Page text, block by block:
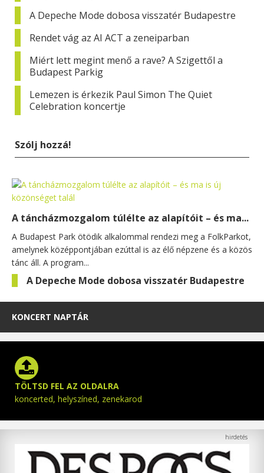
A Depeche Mode dobosa visszatér Budapestre
Rendet vág az AI ACT a zeneiparban
Miért lett megint menő a rave? A Szigettől a
Budapest Parkig
Lemezen is érkezik Paul Simon The Quiet
Celebration koncertje
Szólj hozzá!
A táncházmozgalom túlélte az alapítóit – és ma...
A Budapest Park ötödik alkalommal rendezi meg a FolkParkot,
amelynek középpontjában ezúttal is az élő népzene és a közös
tánc áll. A program...
A Depeche Mode dobosa visszatér Budapestre
KONCERT NAPTÁR
TÖLTSD FEL AZ OLDALRA
koncerted, helyszíned, zenekarod